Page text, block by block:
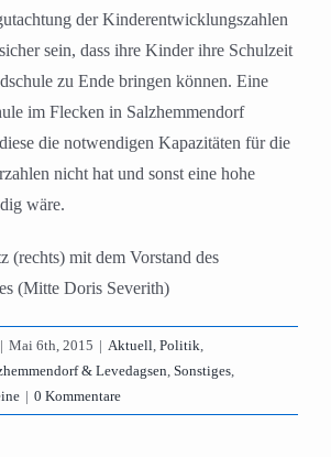
der Kinderentwicklungszahlen
sein, dass ihre Kinder ihre Schulzeit
zu Ende bringen können. Eine
im Flecken in Salzhemmendorf
die notwendigen Kapazitäten für die
nicht hat und sonst eine hohe
wäre.
(rechts) mit dem Vorstand des
(Mitte Doris Severith)
| Mai 6th, 2015 | Aktuell, Politik,
& Levedagsen, Sonstiges,
| 0 Kommentare